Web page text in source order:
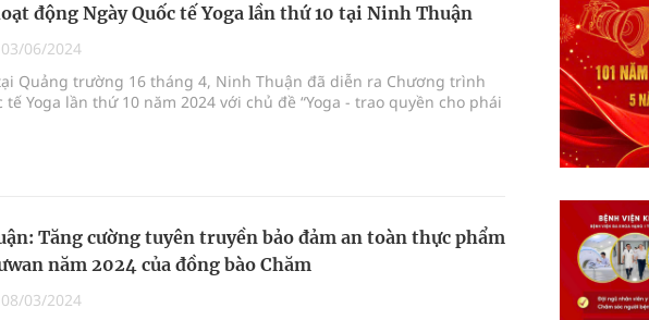
động Ngày Quốc tế Yoga lần thứ 10 tại Ninh Thuận
03/06/2024
Quảng trường 16 tháng 4, Ninh Thuận đã diễn ra Chương trình
tế Yoga lần thứ 10 năm 2024 với chủ đề “Yoga - trao quyền cho phái
Tăng cường tuyên truyền bảo đảm an toàn thực phẩm
năm 2024 của đồng bào Chăm
08/03/2024